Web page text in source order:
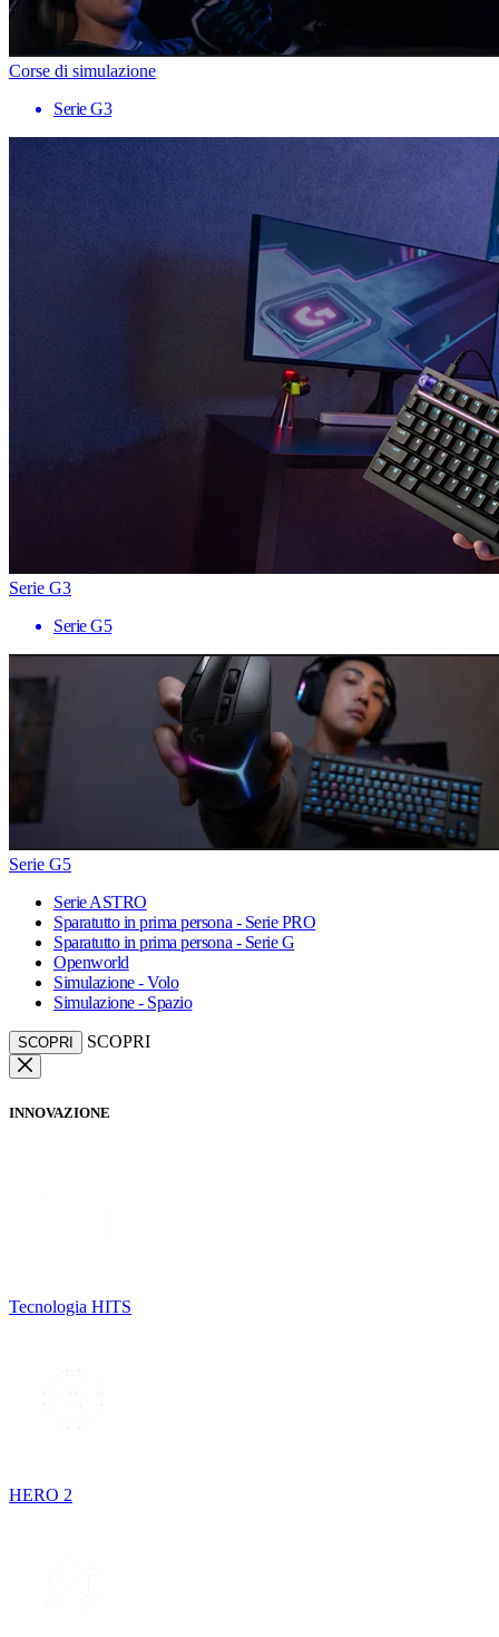
Corse di simulazione
Serie G3
Serie G3
Serie G5
Serie G5
Serie ASTRO
Sparatutto in prima persona - Serie PRO
Sparatutto in prima persona - Serie G
Openworld
Simulazione - Volo
Simulazione - Spazio
SCOPRI SCOPRI
INNOVAZIONE
Tecnologia HITS
HERO 2